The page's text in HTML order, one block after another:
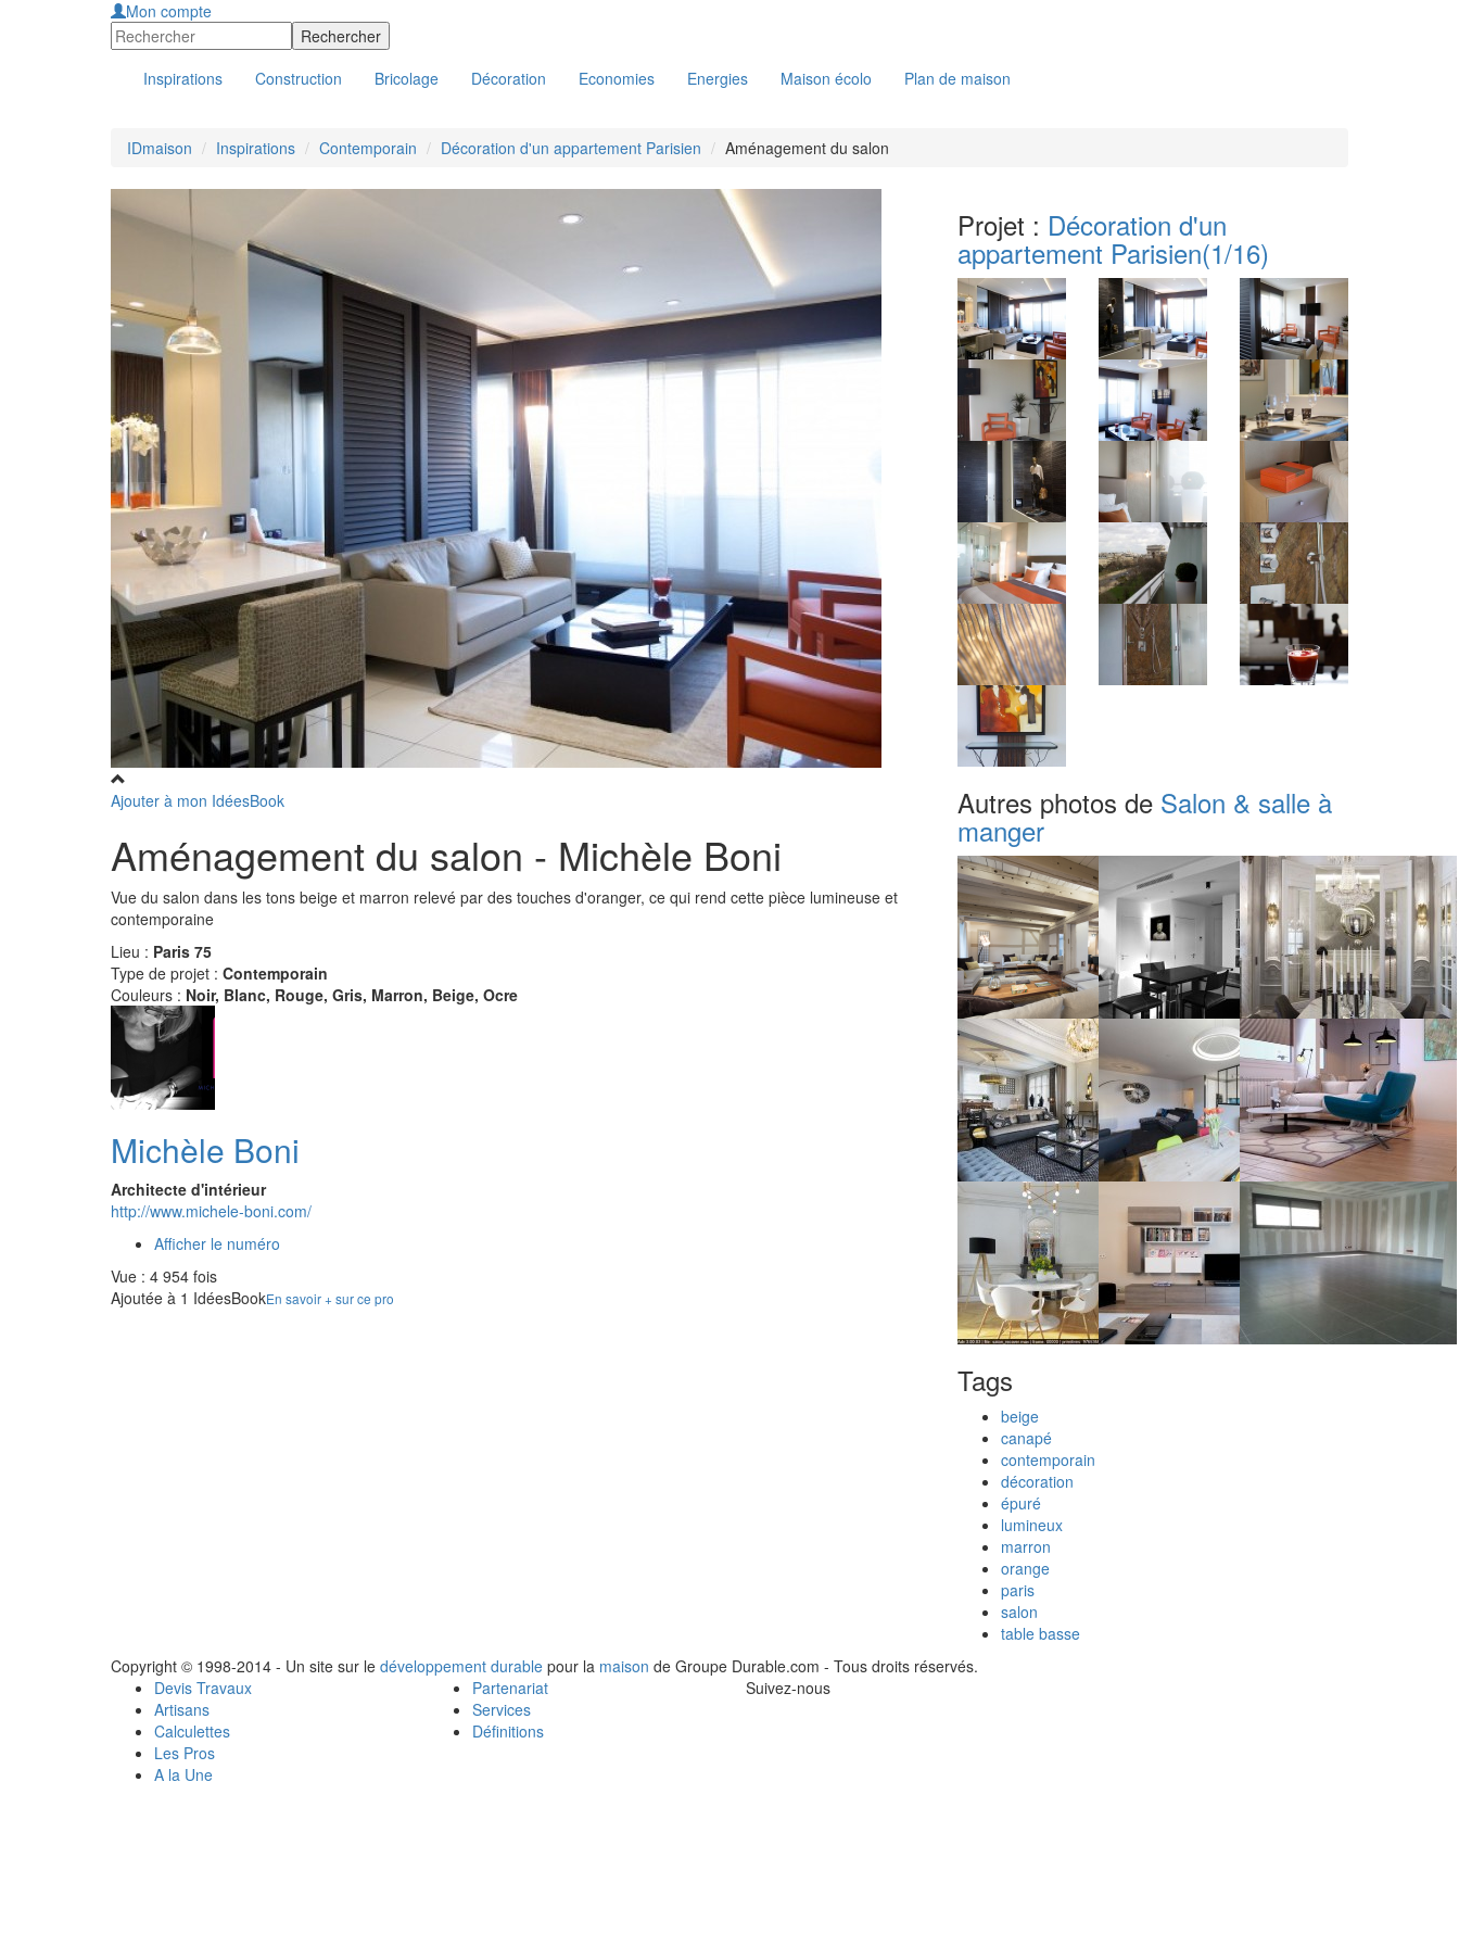
Mon compte
Inspirations Construction Bricolage Décoration Economies Energies Maison écolo Plan de maison
IDmaison Inspirations Contemporain Décoration d'un appartement Parisien Aménagement du salon
Ajouter à mon IdéesBook
Aménagement du salon - Michèle Boni
Vue du salon dans les tons beige et marron relevé par des touches d'oranger, ce qui rend cette pièce lumineuse et
contemporaine
Lieu : Paris 75
Type de projet : Contemporain
Couleurs : Noir, Blanc, Rouge, Gris, Marron, Beige, Ocre
Michèle Boni
Architecte d'intérieur
http://www.michele-boni.com/
Afficher le numéro
Vue : 4 954 fois
Ajoutée à 1 IdéesBookEn savoir + sur ce pro
Projet : Décoration d'un
appartement Parisien(1/16)
Autres photos de Salon & salle à
manger
Tags
beige
canapé
contemporain
décoration
épuré
lumineux
marron
orange
paris
salon
table basse
Copyright © 1998-2014 - Un site sur le développement durable pour la maison de Groupe Durable.com - Tous droits réservés.
Devis Travaux
Artisans
Calculettes
Les Pros
A la Une
Partenariat
Services
Définitions
Suivez-nous